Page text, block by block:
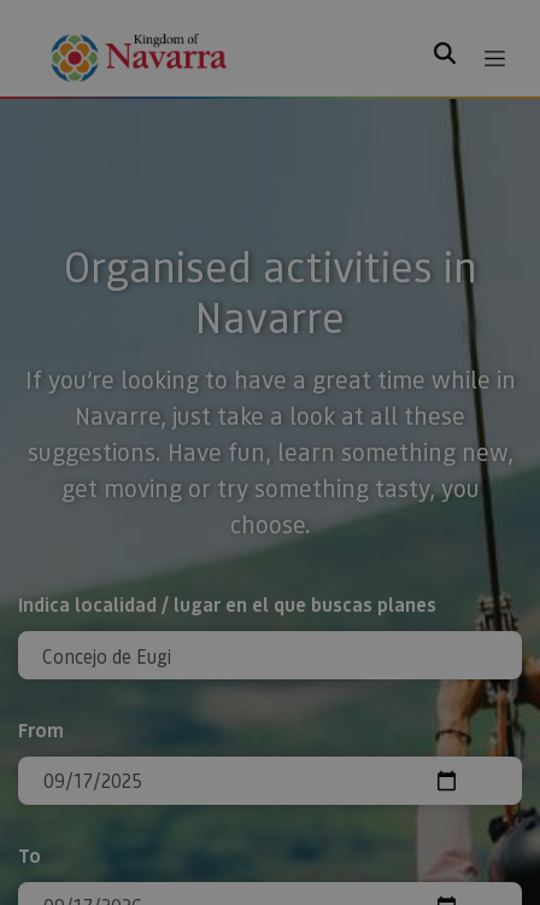
Search
Organised activities in
Navarre
If you’re looking to have a great time while in
Navarre, just take a look at all these
suggestions. Have fun, learn something new,
get moving or try something tasty, you
choose.
Search
Indica localidad / lugar en el que buscas planes
From
To